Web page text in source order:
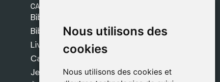
Nous utilisons des
cookies
Nous utilisons des cookies et
Nous utilisons des
cookies
Nous utilisons des cookies et
CATÉGORIES
Bibles Safeliz
Bibles
Livres
Cadeaux
Jeux